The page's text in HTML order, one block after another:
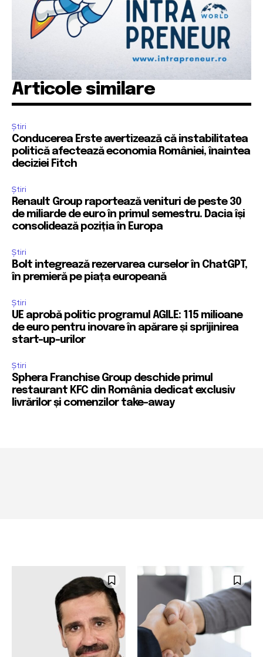
Articole similare
Știri
Conducerea Erste avertizează că instabilitatea
politică afectează economia României, înaintea
deciziei Fitch
Știri
Renault Group raportează venituri de peste 30
de miliarde de euro în primul semestru. Dacia își
consolidează poziția în Europa
Știri
Bolt integrează rezervarea curselor în ChatGPT,
în premieră pe piața europeană
Știri
UE aprobă politic programul AGILE: 115 milioane
de euro pentru inovare în apărare și sprijinirea
start-up-urilor
Știri
Sphera Franchise Group deschide primul
restaurant KFC din România dedicat exclusiv
livrărilor și comenzilor take-away